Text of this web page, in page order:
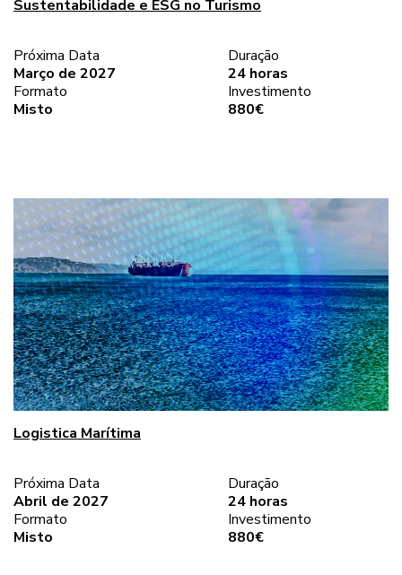
Sustentabilidade e ESG no Turismo
Próxima Data
Março de 2027
Duração
24 horas
Formato
Misto
Investimento
880€
Logistica Marítima
Próxima Data
Abril de 2027
Duração
24 horas
Formato
Misto
Investimento
880€